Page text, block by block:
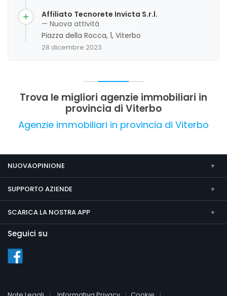
disponibilità del personale, in particolare del sig.
Gino Fanelli. I clienti evidenziano un servizio
accurato, puntuale e umano, con un forte focus
sulla trasparenza e la cura delle pratiche. La
valutazione complessiva dei feedback è molto
Affiliato Tecnorete Invicta S.r.l.
— Nuova attività
Piazza della Rocca, 1, Viterbo
28 dicembre 2023
Trova le migliori agenzie immobiliari in
provincia di Viterbo
Agenzie immobiliari in provincia di Viterbo
NUOVAOPINIONE
SUPPORTO AZIENDE
SCARICA LA NOSTRA APP
Seguici su